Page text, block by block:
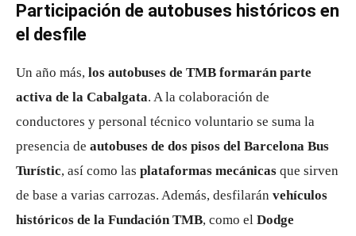
Participación de autobuses históricos en
el desfile
Un año más, los autobuses de TMB formarán parte
activa de la Cabalgata. A la colaboración de
conductores y personal técnico voluntario se suma la
presencia de autobuses de dos pisos del Barcelona Bus
Turístic, así como las plataformas mecánicas que sirven
de base a varias carrozas. Además, desfilarán vehículos
históricos de la Fundación TMB, como el Dodge